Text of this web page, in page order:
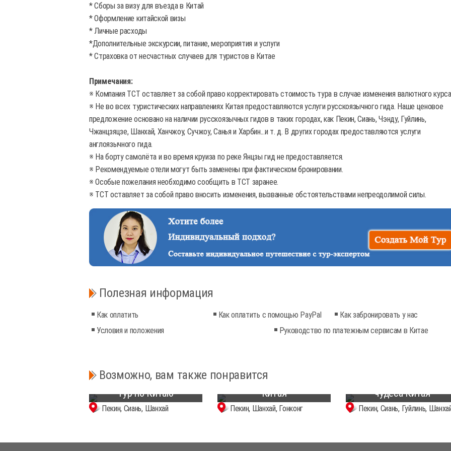
* Сборы за визу для въезда в Китай
* Оформление китайской визы
* Личные расходы
*Дополнительные экскурсии, питание, мероприятия и услуги
* Страховка от несчастных случаев для туристов в Китае
Примечания:
※ Компания TCT оставляет за собой право корректировать стоимость тура в случае изменения валютного
※ Не во всех туристических направлениях Китая предоставляются услуги русскоязычного гида. Наше ценовое
предложение основано на наличии русскоязычных гидов в таких городах, как Пекин, Сиань, Чэнду, Гуйлинь,
Чжанцзяцзе, Шанхай, Ханчжоу, Сучжоу, Санья и Харбин...и т. д. В других городах предоставляются услуги
англоязычного гида.
※ На борту самолёта и во время круиза по реке Янцзы гид не предоставляется.
※ Рекомендуемые отели могут быть заменены при фактическом бронировании.
※ Особые пожелания необходимо сообщить в TCT заранее.
※ TCT оставляет за собой право вносить изменения, вызванные обстоятельствами непреодолимой силы.
Полезная информация
Как оплатить Как оплатить с помощью PayPal
Как забронировать у нас
Условия и положения
Руководство по платежным сервисам в Китае
Возможно, вам также понравится
8-дневный классический
тур по Китаю
Пекин, Сиань, Шанхай
крупнейшим городам
Китая
Пекин, Шанхай, Гонконг
чудеса Китая
Пекин, Сиань, Гуйлинь,